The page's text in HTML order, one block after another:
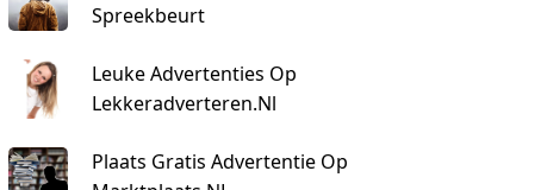
Spreekbeurt
Leuke Advertenties Op
Lekkeradverteren.nl
Plaats Gratis Advertentie Op